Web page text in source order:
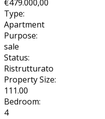
€479.000,00
Type:
Apartment
Purpose:
sale
Status:
Ristrutturato
Property Size:
111.00
Bedroom:
4